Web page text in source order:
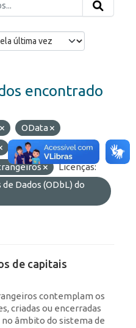
encontrado
OData
Etiquetas:
Licenças:
Dados (ODbL) do
de capitais
contemplam os
criadas ou encerradas
âmbito do sistema de